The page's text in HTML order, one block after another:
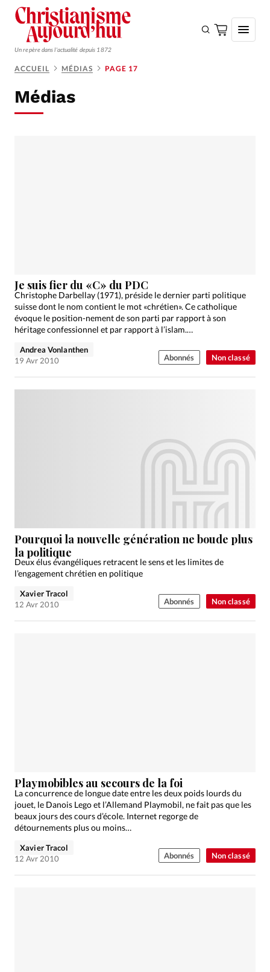
Un repère dans l'actualité depuis 1872
Monde
Devise:CHF
RUBRIQUES
Tous les articles
Actualité chrétienne
Actualité internationale
Chronique
Culture
Dossier
Génération réveil
Monde
ACCUEIL MÉDIAS PAGE 17
Médias
Non classé
Je suis fier du «C» du PDC
Christophe Darbellay (1971), préside le dernier parti politique
suisse dont le nom contient le mot «chrétien». Ce catholique
évoque le position-nement de son parti par rapport à son
héritage confessionnel et par rapport à l’islam.…
Andrea Vonlanthen
19 Avr 2010
Abonnés
Non classé
Pourquoi la nouvelle génération ne boude plus
la politique
Deux élus évangéliques retracent le sens et les limites de
l’engagement chrétien en politique
Xavier Tracol
12 Avr 2010
Abonnés
Non classé
Playmobibles au secours de la foi
La concurrence de longue date entre les deux poids lourds du
jouet, le Danois Lego et l’Allemand Playmobil, ne fait pas que les
beaux jours des cours d’école. Internet regorge de
détournements plus ou moins…
Xavier Tracol
12 Avr 2010
Abonnés